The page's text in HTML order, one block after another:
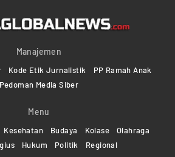
Manajemen
Kode Etik Jurnalistik
PP Ramah Anak
Pedoman Media Siber
Menu
Kesehatan Budaya Kolase
Olahraga
Hukum Politik Regional